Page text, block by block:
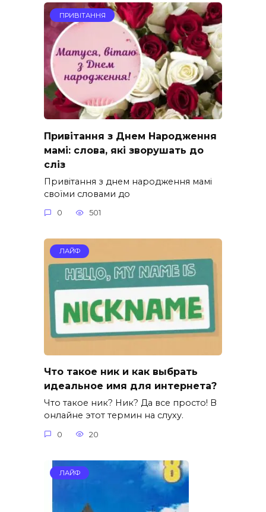
ПРИВІТАННЯ
Привітання з Днем Народження
мамі: слова, які зворушать до
сліз
Привітання з днем народження мамі
своїми словами до
0 501
ЛАЙФ
Что такое ник и как выбрать
идеальное имя для интернета?
Что такое ник? Ник? Да все просто! В
онлайне этот термин на слуху.
0 20
ЛАЙФ